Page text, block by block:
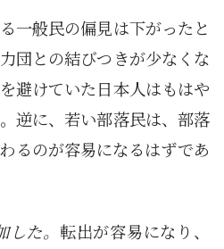
一般民の偏見は下がったと
団との結びつきが少なくな
避けていた日本人はもはや
逆に、若い部落民は、部落
るのが容易になるはずであ
た。 転出が容易になり、